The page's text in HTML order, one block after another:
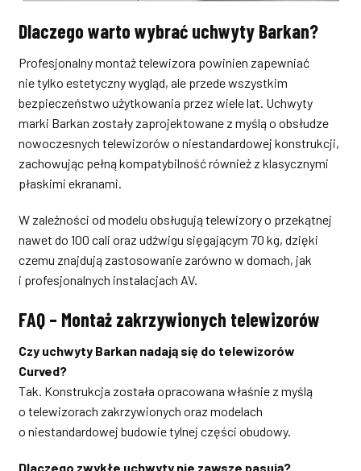
Dlaczego warto wybrać uchwyty Barkan?
Profesjonalny montaż telewizora powinien zapewniać
nie tylko estetyczny wygląd, ale przede wszystkim
bezpieczeństwo użytkowania przez wiele lat. Uchwyty
marki Barkan zostały zaprojektowane z myślą o obsłudze
nowoczesnych telewizorów o niestandardowej konstrukcji,
zachowując pełną kompatybilność również z klasycznymi
płaskimi ekranami.
W zależności od modelu obsługują telewizory o przekątnej
nawet do 100 cali oraz udźwigu sięgającym 70 kg, dzięki
czemu znajdują zastosowanie zarówno w domach, jak
i profesjonalnych instalacjach AV.
FAQ – Montaż zakrzywionych telewizorów
Czy uchwyty Barkan nadają się do telewizorów
Curved?
Tak. Konstrukcja została opracowana właśnie z myślą
o telewizorach zakrzywionych oraz modelach
o niestandardowej budowie tylnej części obudowy.
Dlaczego zwykłe uchwyty nie zawsze pasują?